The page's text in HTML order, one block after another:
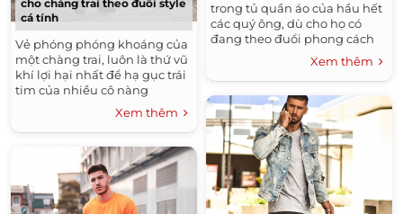
cho chàng trai theo đuổi style
cá tính
Vẻ phóng phóng khoáng của
một chàng trai, luôn là thứ vũ
khí lợi hại nhất để hạ gục trái
tim của nhiều cô nàng
Xem thêm
trong tủ quần áo của hầu hết
các quý ông, dù cho họ có
đang theo đuổi phong cách
Xem thêm